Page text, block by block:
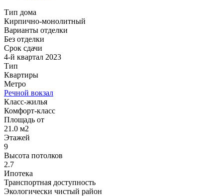
Тип дома
Кирпично-монолитный
Варианты отделки
Без отделки
Срок сдачи
4-й квартал 2023
Тип
Квартиры
Метро
Речной вокзал
Класс-жилья
Комфорт-класс
Площадь от
21.0 м2
Этажей
9
Высота потолков
2.7
Ипотека
Транспортная доступность
Экологически чистый район